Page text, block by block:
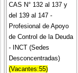
CAS N° 132 al 137 y
del 139 al 147 -
Profesional de Apoyo
de Control de la Deuda
- INCT (Sedes
Desconcentradas)
(Vacantes:55)